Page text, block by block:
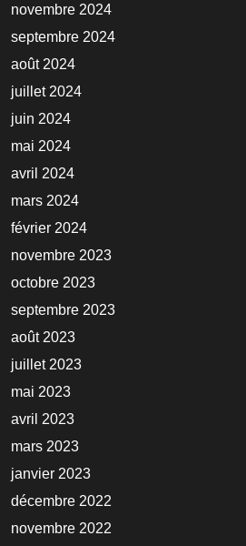
novembre 2024
septembre 2024
août 2024
juillet 2024
juin 2024
mai 2024
avril 2024
mars 2024
février 2024
novembre 2023
octobre 2023
septembre 2023
août 2023
juillet 2023
mai 2023
avril 2023
mars 2023
janvier 2023
décembre 2022
novembre 2022